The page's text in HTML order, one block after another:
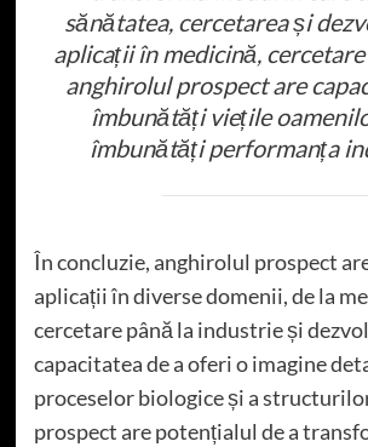
sănătatea, cercetarea și
aplicații în medicină,
anghirolul prospect are
îmbunătăți viețile
îmbunătăți performanța
În concluzie, anghirolul prospect
aplicații în diverse domenii, de la
cercetare până la industrie și
capacitatea de a oferi o imagine
proceselor biologice și a
prospect are potențialul de a